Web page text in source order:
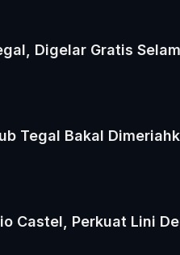
Digelar Gratis
Tegal Bakal
Castel, Perkuat Lini